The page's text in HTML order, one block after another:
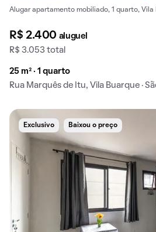
Alugar apartamento mobiliado, 1 quarto, Vila
R$ 2.400 aluguel
R$ 3.053 total
25 m² · 1 quarto
Rua Marquês de Itu, Vila Buarque ·
Exclusivo Baixou o preço